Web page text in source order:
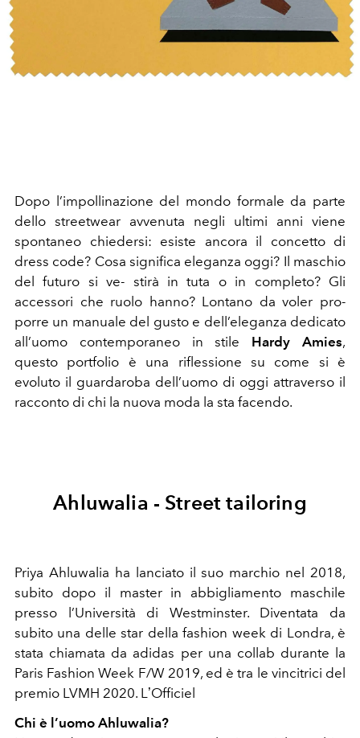
Dopo l’impollinazione del mondo formale da parte
dello streetwear avvenuta negli ultimi anni viene
spontaneo chiedersi: esiste ancora il concetto di
dress code? Cosa significa eleganza oggi? Il maschio
del futuro si ve- stirà in tuta o in completo? Gli
accessori che ruolo hanno? Lontano da voler pro-
porre un manuale del gusto e dell’eleganza dedicato
all’uomo contemporaneo in stile Hardy Amies,
questo portfolio è una riflessione su come si è
evoluto il guardaroba dell’uomo di oggi attraverso il
racconto di chi la nuova moda la sta facendo.
Ahluwalia - Street tailoring
Priya Ahluwalia ha lanciato il suo marchio nel 2018,
subito dopo il master in abbigliamento maschile
presso l’Università di Westminster. Diventata da
subito una delle star della fashion week di Londra, è
stata chiamata da adidas per una collab durante la
Paris Fashion Week F/W 2019, ed è tra le vincitrici del
premio LVMH 2020. LʼOfficiel
Chi è l’uomo Ahluwalia?